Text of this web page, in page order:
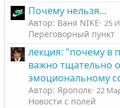
Почему нельзя...
Автор: Ваня NIKE 25
Переговорный пункт
лекция: "почему в
важно тщательно
эмоциональному
Автор: Ярополк 22
Новости с полей